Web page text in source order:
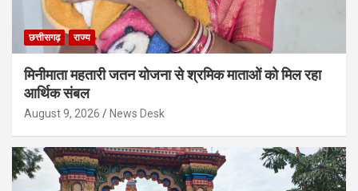
छत्तीसगढ़ राज्य
मिनीमाता महतारी जतन योजना से श्रमिक माताओं को मिल रहा
आर्थिक संबल
August 9, 2026 News Desk